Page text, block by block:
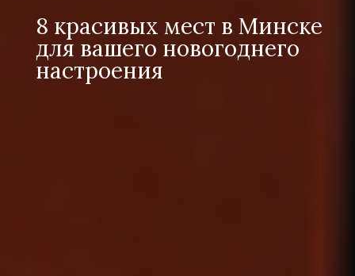
8 красивых мест в Минске
для вашего новогоднего
настроения